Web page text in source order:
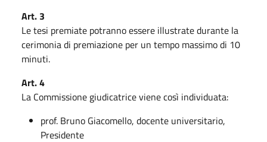
Art. 3
Le tesi premiate potranno essere illustrate durante la
cerimonia di premiazione per un tempo massimo di 10
minuti.
Art. 4
La Commissione giudicatrice viene così individuata:
prof. Bruno Giacomello, docente universitario,
Presidente